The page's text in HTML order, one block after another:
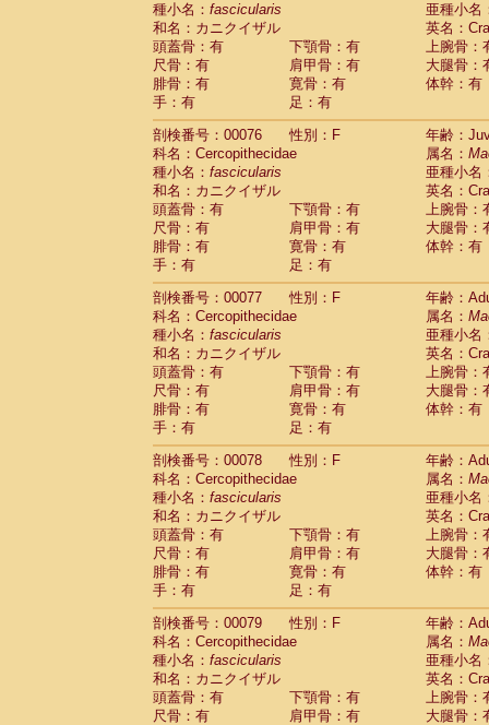
種小名： fascicularis
亜種小名
和名：カニクイザル
英名：
頭蓋骨：有
下顎骨：有
上腕骨：
尺骨：有
肩甲骨：有
大腿骨：
腓骨：有
寛骨：有
体幹：有
手：有
足：有
剖検番号：00076
性別：F
年齢：
科名：Cercopithecidae
属名：
種小名： fascicularis
亜種小名
和名：カニクイザル
英名：
頭蓋骨：有
下顎骨：有
上腕骨：
尺骨：有
肩甲骨：有
大腿骨：
腓骨：有
寛骨：有
体幹：有
手：有
足：有
剖検番号：00077
性別：F
年齢：
科名：Cercopithecidae
属名：
種小名： fascicularis
亜種小名
和名：カニクイザル
英名：
頭蓋骨：有
下顎骨：有
上腕骨：
尺骨：有
肩甲骨：有
大腿骨：
腓骨：有
寛骨：有
体幹：有
手：有
足：有
剖検番号：00078
性別：F
年齢：
科名：Cercopithecidae
属名：
種小名： fascicularis
亜種小名
和名：カニクイザル
英名：
頭蓋骨：有
下顎骨：有
上腕骨：
尺骨：有
肩甲骨：有
大腿骨：
腓骨：有
寛骨：有
体幹：有
手：有
足：有
剖検番号：00079
性別：F
年齢：
科名：Cercopithecidae
属名：
種小名： fascicularis
亜種小名
和名：カニクイザル
英名：
頭蓋骨：有
下顎骨：有
上腕骨：
尺骨：有
肩甲骨：有
大腿骨：